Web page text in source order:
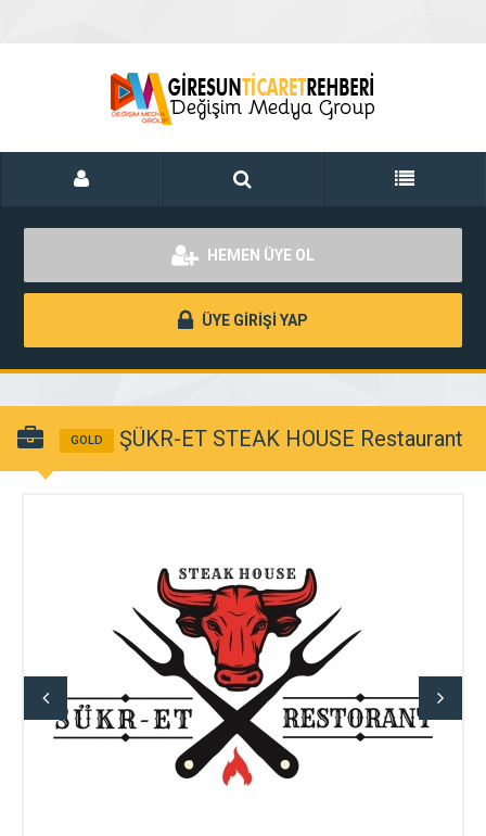
HEMEN ÜYE OL
ÜYE GİRİŞİ YAP
GOLD ŞÜKR-ET STEAK HOUSE Restaurant